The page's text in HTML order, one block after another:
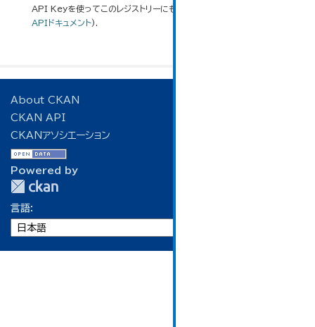
API Keyを使ってこのレジストリーにもアクセス可能です
APIドキュメント).
About CKAN
CKAN API
CKANアソシエーション
Powered by
言語